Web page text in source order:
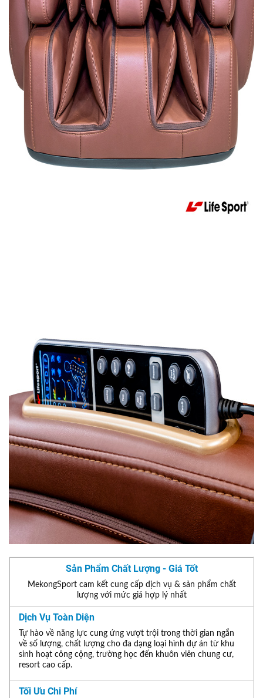
Sản Phẩm Chất Lượng - Giá Tốt
MekongSport cam kết cung cấp dịch vụ & sản phẩm chất
lượng với mức giá hợp lý nhất
Dịch Vụ Toàn Diện
Tự hào về năng lực cung ứng vượt trội trong thời gian ngắn
về số lượng, chất lượng cho đa dạng loại hình dự án từ khu
sinh hoạt công cộng, trường học đến khuôn viên chung cư,
resort cao cấp.
Tối Ưu Chi Phí